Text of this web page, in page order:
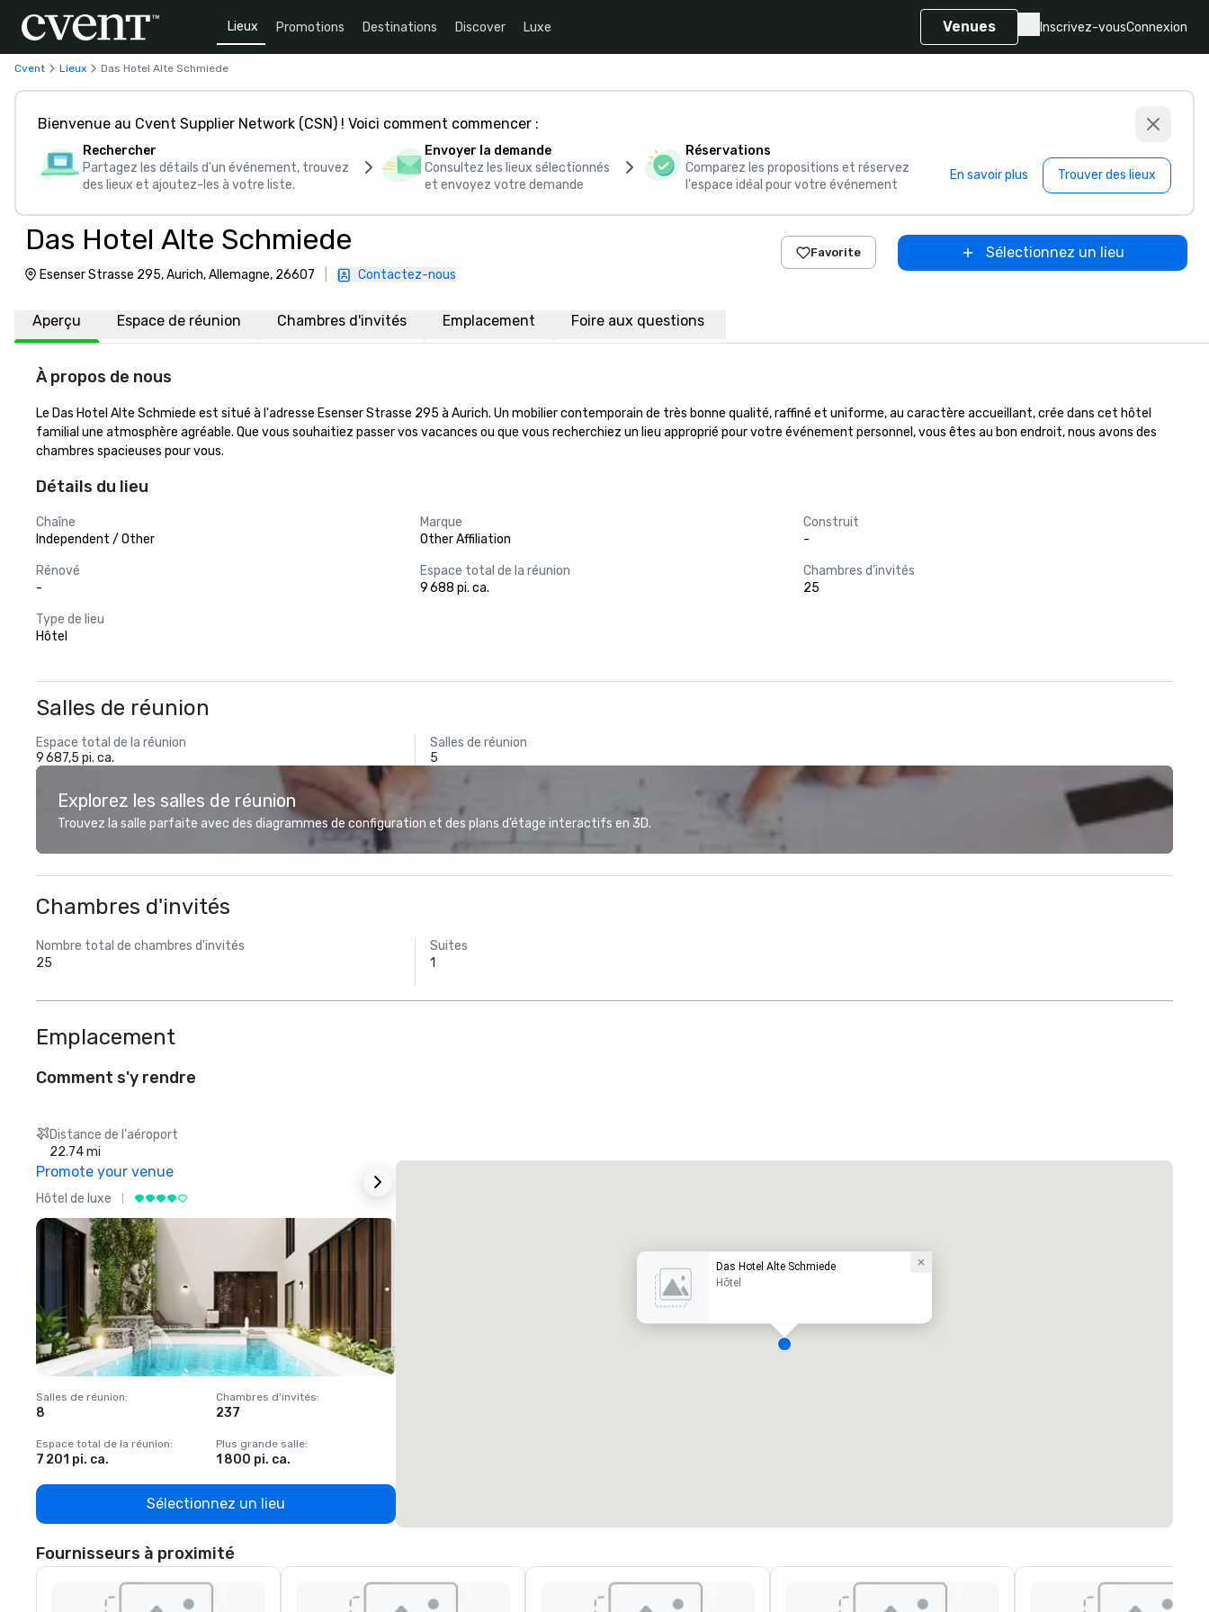
Lieux Promotions Destinations Discover Luxe Venues Inscrivez-vousConnexion
Cvent Lieux Das Hotel Alte Schmiede
Bienvenue au Cvent Supplier Network (CSN) ! Voici comment commencer :
Rechercher
Partagez les détails d'un événement, trouvez
des lieux et ajoutez-les à votre liste.
Envoyer la demande
Consultez les lieux sélectionnés
et envoyez votre demande
Réservations
Comparez les propositions et réservez
l'espace idéal pour votre événement
En savoir plus Trouver des lieux
Das Hotel Alte Schmiede
Esenser Strasse 295, Aurich, Allemagne, 26607 Contactez-nous
Favorite Sélectionnez un lieu
Aperçu Espace de réunion Chambres d'invités Emplacement Foire aux questions
À propos de nous
Le Das Hotel Alte Schmiede est situé à l'adresse Esenser Strasse 295 à Aurich. Un mobilier contemporain de très bonne qualité, raffiné et uniforme, au caractère accueillant, crée dans cet hôtel
familial une atmosphère agréable. Que vous souhaitiez passer vos vacances ou que vous recherchiez un lieu approprié pour votre événement personnel, vous êtes au bon endroit, nous avons des
chambres spacieuses pour vous.
Détails du lieu
Chaîne
Independent / Other
Marque
Other Affiliation
Construit
-
Rénové
-
Espace total de la réunion
9 688 pi. ca.
Chambres d'invités
25
Type de lieu
Hôtel
Salles de réunion
Espace total de la réunion
9 687,5 pi. ca.
Salles de réunion
5
Explorez les salles de réunion
Trouvez la salle parfaite avec des diagrammes de configuration et des plans d’étage interactifs en 3D.
Chambres d'invités
Nombre total de chambres d'invités
25
Suites
1
Emplacement
Comment s'y rendre
Distance de l'aéroport
22.74 mi
Promote your venue
Hôtel de luxe
Salles de réunion:
8
Chambres d'invités:
237
Espace total de la réunion:
7 201 pi. ca.
Plus grande salle:
1 800 pi. ca.
Sélectionnez un lieu
Das Hotel Alte Schmiede
Hôtel
Fournisseurs à proximité